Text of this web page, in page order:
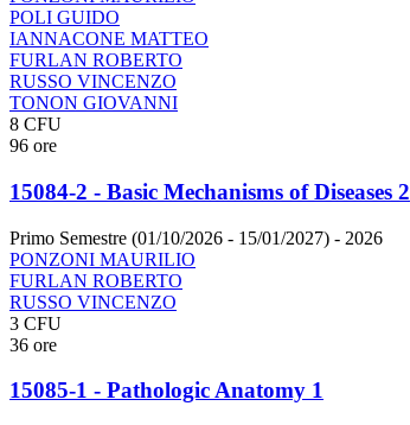
POLI GUIDO
IANNACONE MATTEO
FURLAN ROBERTO
RUSSO VINCENZO
TONON GIOVANNI
8 CFU
96 ore
15084-2 - Basic Mechanisms of Diseases 2
Primo Semestre (01/10/2026 - 15/01/2027) - 2026
PONZONI MAURILIO
FURLAN ROBERTO
RUSSO VINCENZO
3 CFU
36 ore
15085-1 - Pathologic Anatomy 1